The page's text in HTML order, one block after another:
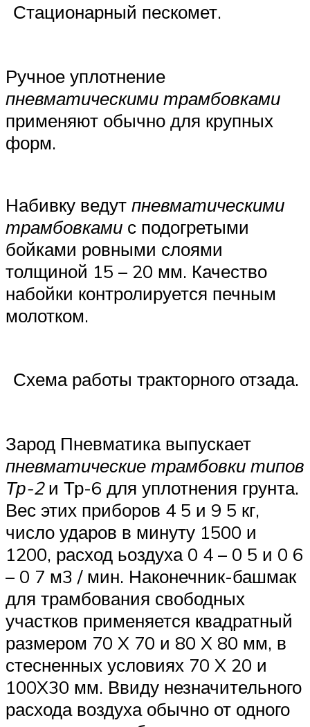
Стационарный пескомет.
Ручное уплотнение
пневматическими трамбовками
применяют обычно для крупных
форм.
Набивку ведут пневматическими
трамбовками с подогретыми
бойками ровными слоями
толщиной 15 – 20 мм. Качество
набойки контролируется печным
молотком.
Схема работы тракторного отзада.
Зарод Пневматика выпускает
пневматические трамбовки типов
Тр-2и Тр-6 для уплотнения грунта.
Вес этих приборов 4 5 и 9 5 кг,
число ударов в минуту 1500 и
1200, расход ьоздуха 0 4 – 0 5 и 0 6
– 0 7 м3 / мин. Наконечник-башмак
для трамбования свободных
участков применяется квадратный
размером 70 X 70 и 80 X 80 мм, в
стесненных условиях 70 X 20 и
100X30 мм. Ввиду незначительного
расхода воздуха обычно от одного